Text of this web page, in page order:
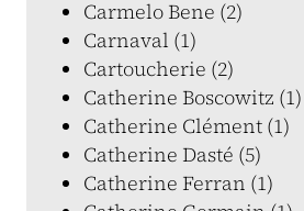
Carmelo Bene (2)
Carnaval (1)
Cartoucherie (2)
Catherine Boscowitz (1)
Catherine Clément (1)
Catherine Dasté (5)
Catherine Ferran (1)